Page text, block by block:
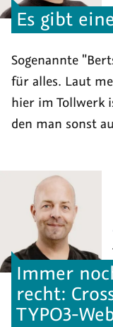
Es gibt
Sogenannte
für alles. Laut
hier im Tollwerk
den man sonst
Immer
recht:
TYPO3-